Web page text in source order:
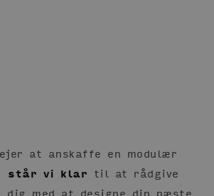
at anskaffe en modulær
står vi klar til at rådgive